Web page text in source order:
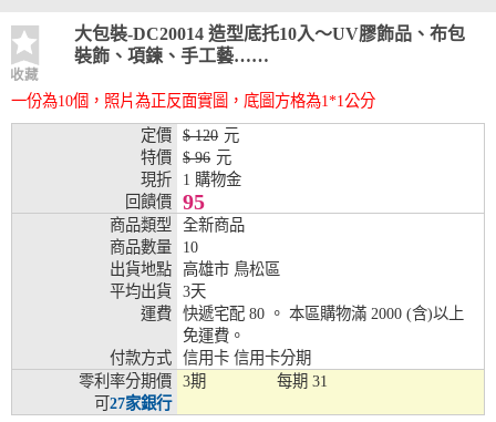
收藏
大包裝-DC20014 造型底托10入～UV膠飾品、布包
裝飾、項鍊、手工藝……
一份為10個，照片為正反面實圖，底圖方格為1*1公分
定價
$ 120 元
特價
$ 96 元
現折
1 購物金
回饋價
95
商品類型
全新商品
商品數量
10
出貨地點
高雄市 鳥松區
平均出貨
3天
運費
快遞宅配 80 。 本區購物滿 2000 (含)以上
免運費。
付款方式
信用卡 信用卡分期
零利率分期價
可27家銀行
3期 每期 31
銀、元大銀行、永豐銀行、玉山銀行、凱基銀
行、星展銀行、台新銀行、安泰銀行、中國信
兆豐銀行、合作金庫、第一銀行、華南銀行、
彰化銀行、上海銀行、富邦銀行、國泰世華、
台灣企銀、台中銀行、匯豐銀行、華泰銀行、
臺灣新光銀行、陽信銀行、聯邦銀行、遠東商
銀、元大銀行、永豐銀行、玉山銀行、凱基銀
行、星展銀行、台新銀行、安泰銀行、中國信
託、台灣樂天、三信商銀
兆豐銀行、合作金庫、第一銀行、華南銀行、
彰化銀行、上海銀行、富邦銀行、國泰世華、
台灣企銀、台中銀行、匯豐銀行、華泰銀行、
臺灣新光銀行、陽信銀行、聯邦銀行、遠東商
銀、元大銀行、永豐銀行、玉山銀行、凱基銀
行、星展銀行、台新銀行、安泰銀行、中國信
託、台灣樂天、三信商銀